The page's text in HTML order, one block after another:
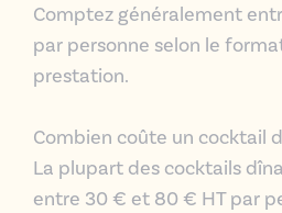
Comptez généralement
par personne selon le
prestation.
Combien coûte un cocktail
La plupart des cocktails
entre 30 € et 80 € HT par